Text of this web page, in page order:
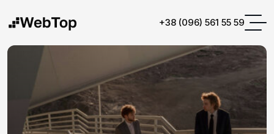
+38 (096) 561 55 59